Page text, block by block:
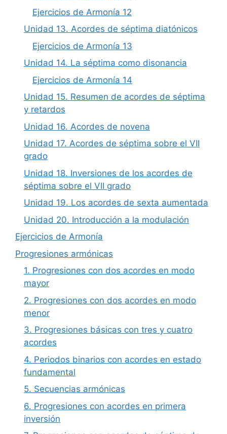
Ejercicios de Armonía 12
Unidad 13. Acordes de séptima diatónicos
Ejercicios de Armonía 13
Unidad 14. La séptima como disonancia
Ejercicios de Armonía 14
Unidad 15. Resumen de acordes de séptima
y retardos
Unidad 16. Acordes de novena
Unidad 17. Acordes de séptima sobre el VII
grado
Unidad 18. Inversiones de los acordes de
séptima sobre el VII grado
Unidad 19. Los acordes de sexta aumentada
Unidad 20. Introducción a la modulación
Ejercicios de Armonía
Progresiones armónicas
1. Progresiones con dos acordes en modo
mayor
2. Progresiones con dos acordes en modo
menor
3. Progresiones básicas con tres y cuatro
acordes
4. Periodos binarios con acordes en estado
fundamental
5. Secuencias armónicas
6. Progresiones con acordes en primera
inversión